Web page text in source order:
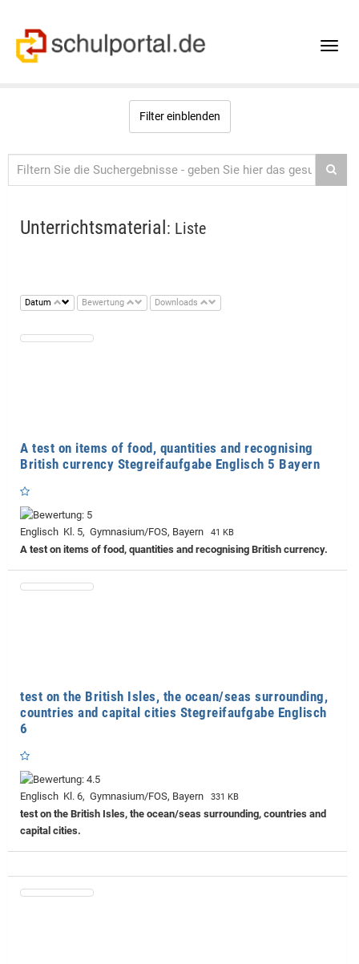
Toggle
Filter einblenden
Unterrichtsmaterial : Liste
Datum Bewertung Downloads
A test on items of food, quantities and recognising
British currency Stegreifaufgabe Englisch 5 Bayern
Englisch Kl. 5, Gymnasium/FOS, Bayern 41 KB
A test on items of food, quantities and recognising British currency.
test on the British Isles, the ocean/seas surrounding,
countries and capital cities Stegreifaufgabe Englisch
6
Englisch Kl. 6, Gymnasium/FOS, Bayern 331 KB
test on the British Isles, the ocean/seas surrounding, countries and
capital cities.